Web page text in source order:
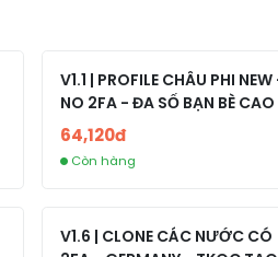
V1.1 | PROFILE CHÂU PHI
NO 2FA - ĐA SỐ BẠN BÈ CAO
64,120đ
Còn hàng
V1.6 | CLONE CÁC NƯỚC CÓ